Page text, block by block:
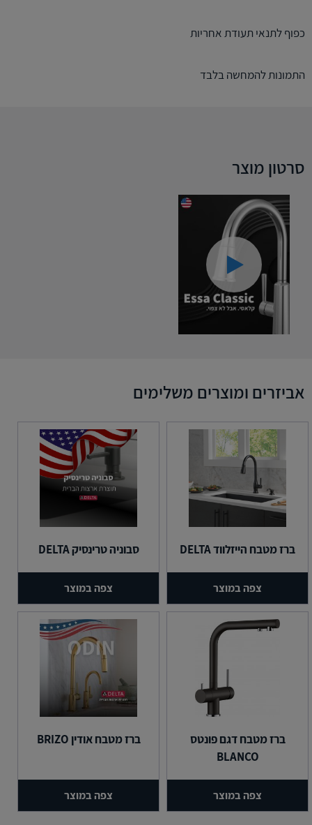
כפוף לתנאי תעודת אחריות
התמונות להמחשה בלבד
סרטון מוצר
אביזרים ומוצרים משלימים
ברז מטבח הייזלווד DELTA
צפה במוצר
סבוניה טרינסיק DELTA
צפה במוצר
ברז מטבח דגם פונטס
BLANCO
צפה במוצר
ברז מטבח אודין BRIZO
צפה במוצר